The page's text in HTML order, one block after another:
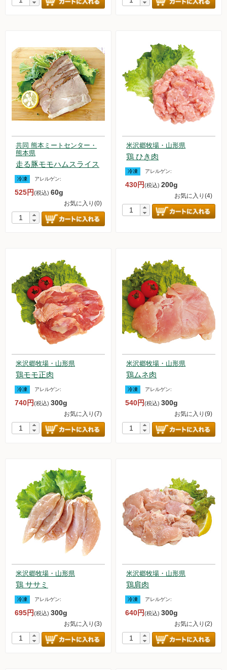
共同 熊本ミートセンター・
熊本県
走る豚モモハムスライス
冷凍 アレルゲン:
525円(税込) 60g
お気に入り(0)
米沢郷牧場・山形県
鶏 ひき肉
冷凍 アレルゲン:
430円(税込)200g
お気に入り(4)
米沢郷牧場・山形県
鶏モモ正肉
冷凍 アレルゲン:
740円(税込) 300g
お気に入り(7)
米沢郷牧場・山形県
鶏ムネ肉
冷凍 アレルゲン:
540円(税込)300g
お気に入り(9)
米沢郷牧場・山形県
鶏 ササミ
冷凍 アレルゲン:
695円(税込) 300g
お気に入り(3)
米沢郷牧場・山形県
鶏肩肉
冷凍 アレルゲン:
640円(税込)300g
お気に入り(2)